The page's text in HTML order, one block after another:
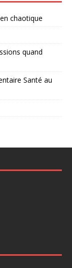
chaotique
quand
Santé au